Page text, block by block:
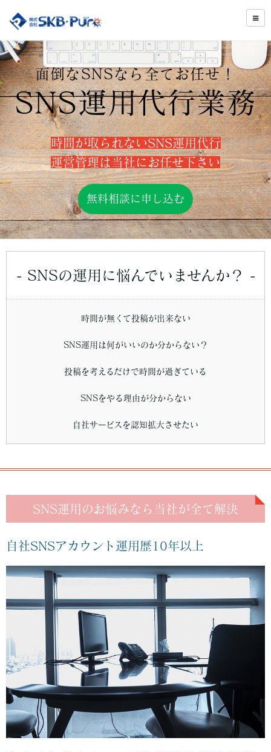
面倒なSNSなら全てお任せ！
SNS運用代行業務
時間が取られないSNS運用代行
運営管理は当社にお任せ下さい
無料相談に申し込む
- SNSの運用に悩んでいませんか？ -
時間が無くて投稿が出来ない
SNS運用は何がいいのか分からない？
投稿を考えるだけで時間が過ぎている
SNSをやる理由が分からない
自社サービスを認知拡大させたい
SNS運用のお悩みなら当社が全て解決
自社SNSアカウント運用歴10年以上